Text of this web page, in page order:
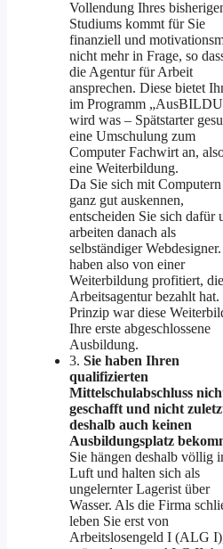
Vollendung Ihres
Studiums kommt für Sie
finanziell und
nicht mehr in Frage, so
die Agentur für Arbeit
ansprechen. Diese bietet
im Programm
wird was – Spätstarter
eine Umschulung zum
Computer Fachwirt an,
eine Weiterbildung.
Da Sie sich mit Computern
ganz gut auskennen,
entscheiden Sie sich dafür
arbeiten danach als
selbständiger
haben also von einer
Weiterbildung profitiert,
Arbeitsagentur bezahlt
Prinzip war diese
Ihre erste abgeschlossene
Ausbildung.
3. Sie haben Ihren
qualifizierten
Mittelschulabschluss
geschafft und nicht
deshalb auch keinen
Ausbildungsplatz
Sie hängen deshalb völlig
Luft und halten sich als
ungelernter Lagerist über
Wasser. Als die Firma
leben Sie erst von
Arbeitslosengeld I (ALG